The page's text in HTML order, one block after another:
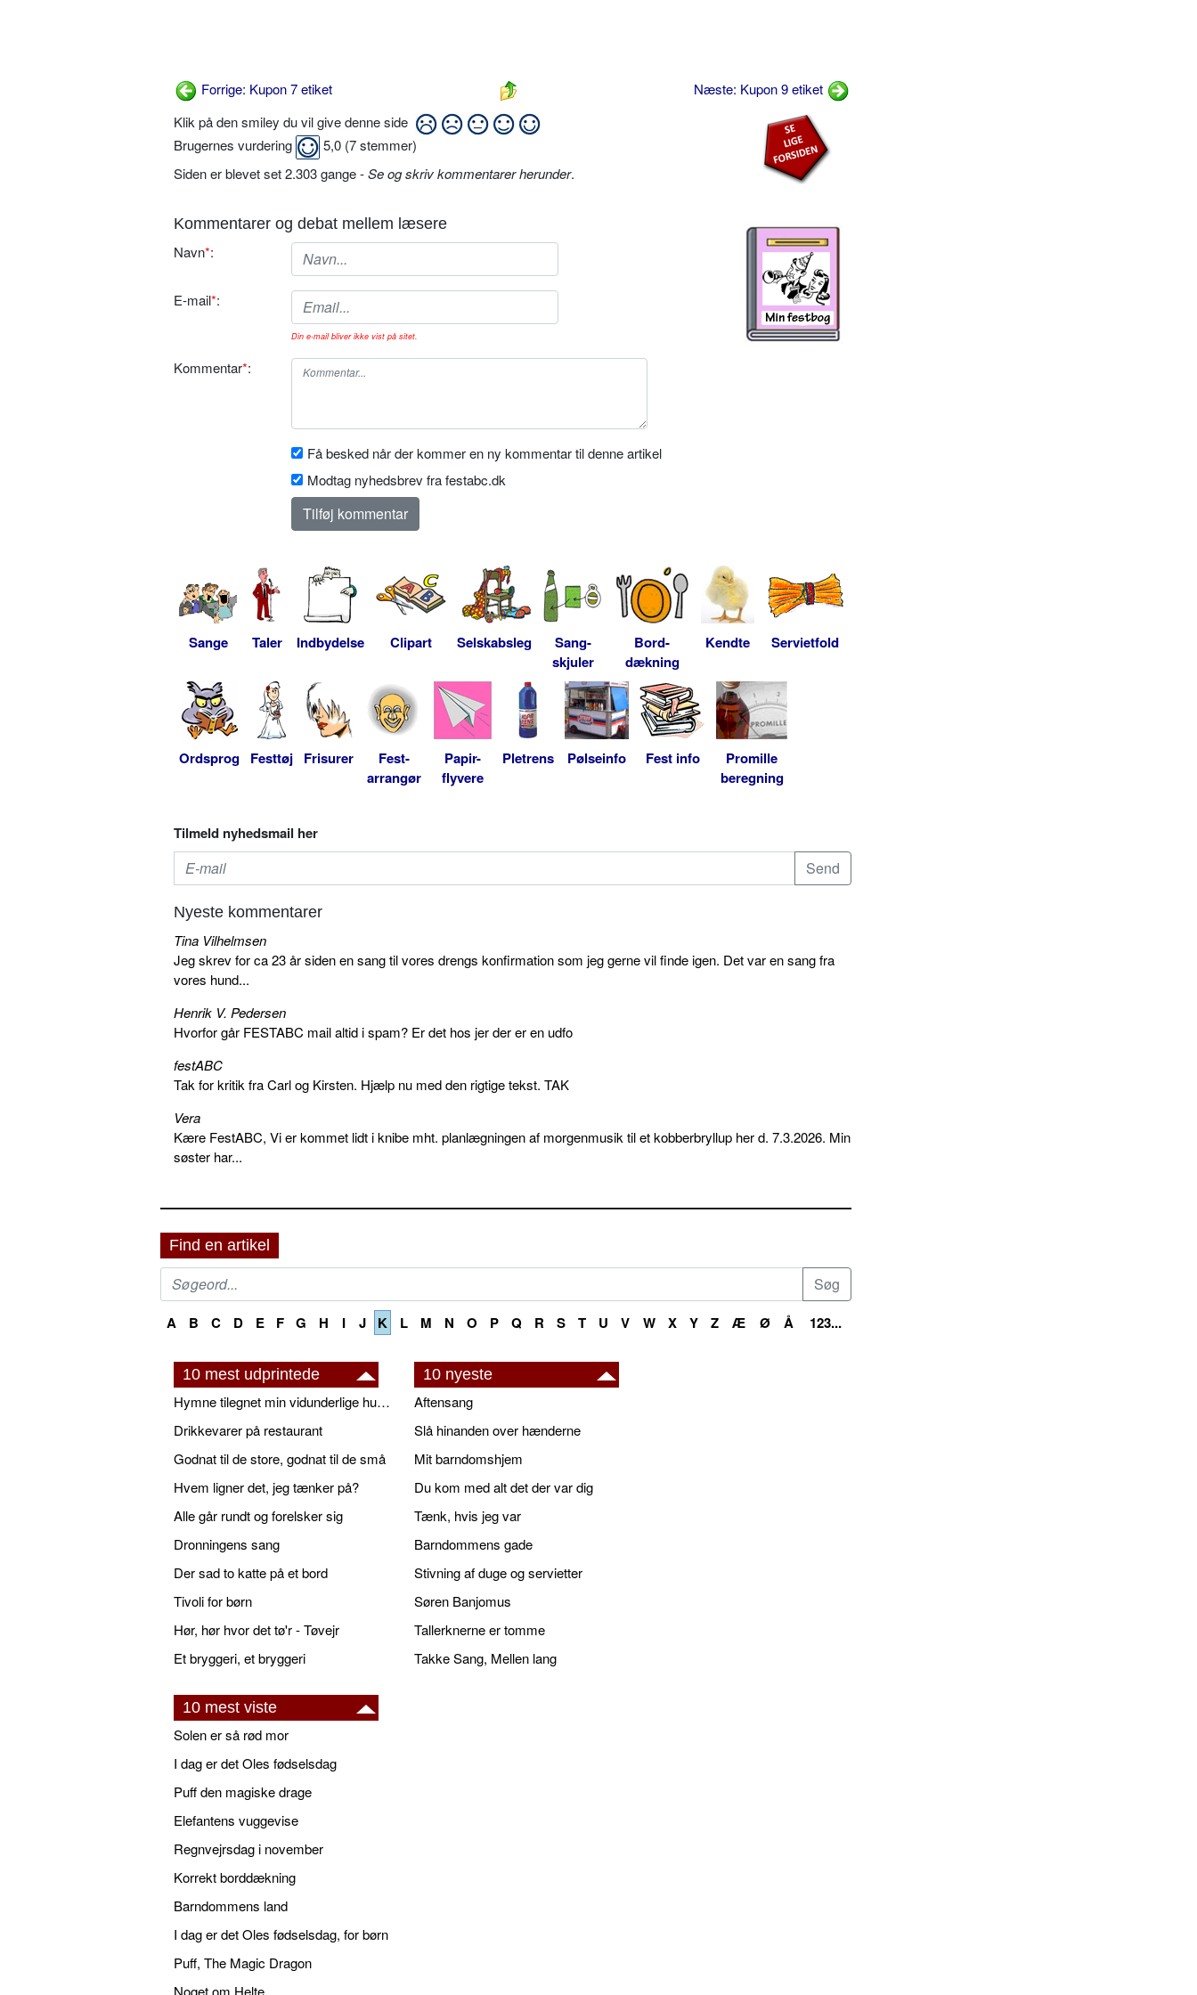
Forrige: Kupon 7 etiket
Næste: Kupon 9 etiket
Klik på den smiley du vil give denne side
Brugernes vurdering
5,0 (7stemmer)
Siden er blevet set 2.303 gange -Se og skriv kommentarer herunder.
Kommentarer og debat mellem læsere
Navn*:
E-mail*:
Din e-mail bliver ikke vist på sitet.
Kommentar*:
Få besked når der kommer en ny kommentar til denne artikel
Modtag nyhedsbrev fra festabc.dk
Sange Taler Indbydelse Clipart Selskabsleg
Sang-
skjuler
Bord-
dækning
Kendte Servietfold
Ordsprog Festtøj Frisurer
Fest-
arrangør
Papir-
flyvere
Pletrens Pølseinfo Fest info
Promille
beregning
Tilmeld nyhedsmail her
Nyeste kommentarer
Tina Vilhelmsen
Jeg skrev for ca 23 år siden en sang til vores drengs konfirmation som jeg gerne vil finde igen. Det var en sang fra
vores hund...
Henrik V. Pedersen
Hvorfor går FESTABC mail altid i spam? Er det hos jer der er en udfo
festABC
Tak for kritik fra Carl og Kirsten. Hjælp nu med den rigtige tekst. TAK
Vera
Kære FestABC, Vi er kommet lidt i knibe mht. planlægningen af morgenmusik til et kobberbryllup her d. 7.3.2026. Min
søster har...
Find en artikel
A B C D E F G H I J K L M N O P Q R S T U V W X Y Z Æ Ø Å 123...
10 mest udprintede
Hymne tilegnet min vidunderlige husbond
Drikkevarer på restaurant
Godnat til de store, godnat til de små
Hvem ligner det, jeg tænker på?
Alle går rundt og forelsker sig
Dronningens sang
Der sad to katte på et bord
Tivoli for børn
Hør, hør hvor det tø'r - Tøvejr
Et bryggeri, et bryggeri
10 nyeste
Aftensang
Slå hinanden over hænderne
Mit barndomshjem
Du kom med alt det der var dig
Tænk, hvis jeg var
Barndommens gade
Stivning af duge og servietter
Søren Banjomus
Tallerknerne er tomme
Takke Sang, Mellen lang
10 mest viste
Solen er så rød mor
I dag er det Oles fødselsdag
Puff den magiske drage
Elefantens vuggevise
Regnvejrsdag i november
Korrekt borddækning
Barndommens land
I dag er det Oles fødselsdag, for børn
Puff, The Magic Dragon
Noget om Helte